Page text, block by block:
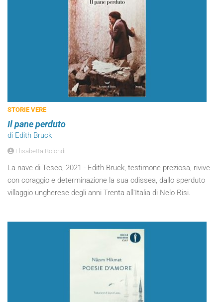
STORIE VERE
Il pane perduto
di Edith Bruck
Elisabetta Bolondi
La nave di Teseo, 2021 - Edith Bruck, testimone preziosa, rivive
con coraggio e determinazione la sua odissea, dallo sperduto
villaggio ungherese degli anni Trenta all’Italia di Nelo Risi.